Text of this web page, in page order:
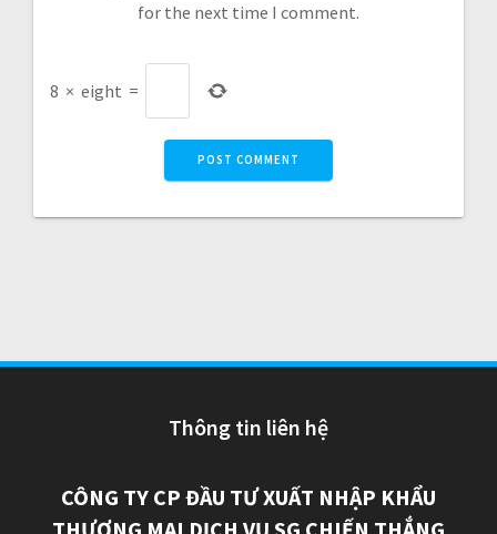
for the next time I comment.
8 × eight =
Thông tin liên hệ
CÔNG TY CP ĐẦU TƯ XUẤT NHẬP KHẨU